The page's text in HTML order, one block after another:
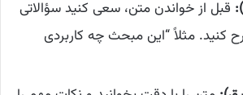
قبل از خواندن متن، سعی کنید سؤالاتی
کنید. مثلاً “این مبحث چه کاربردی